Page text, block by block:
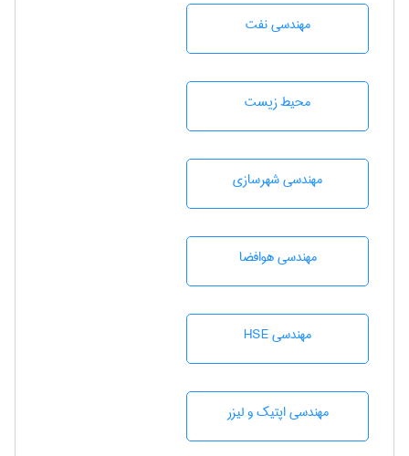
مهندسی نفت
محيط زيست
مهندسی شهرسازی
مهندسی هوافضا
مهندسی HSE
مهندسی اپتیک و لیزر